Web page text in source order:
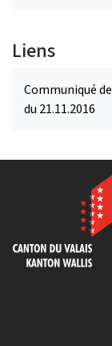
Liens
Communiqué
du 21.11.2016